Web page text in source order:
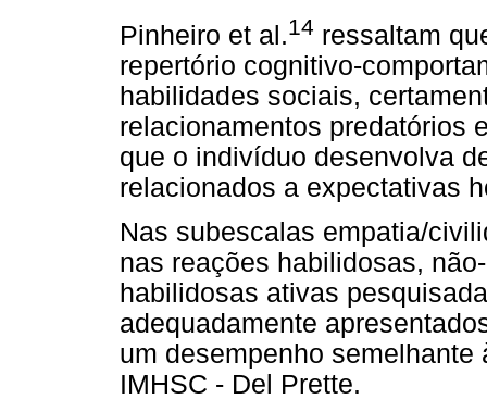
Pinheiro et al.14 ressaltam
repertório cognitivo-
habilidades sociais,
relacionamentos predatórios
que o indivíduo desenvolva
relacionados a expectativas
Nas subescalas empatia/
nas reações habilidosas,
habilidosas ativas
adequadamente
um desempenho
IMHSC - Del Prette.